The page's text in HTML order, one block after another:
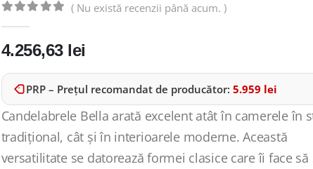
( Nu există recenzii până acum. )
4.256,63 lei
PRP – Prețul recomandat de producător: 5.959 lei
Candelabrele Bella arată excelent atât în ​​camerele în
tradițional, cât și în interioarele moderne. Această
versatilitate se datorează formei clasice care îi face să